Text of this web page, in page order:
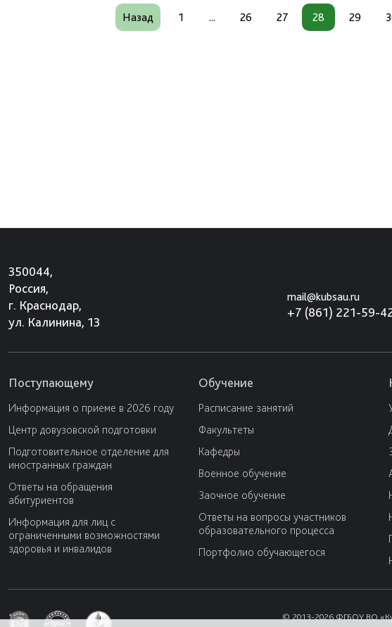
Назад 1 ... 26 27 28 29
350044,
Россия,
г. Краснодар,
ул. Калинина, 13
mail@kubsau.ru
+7 (861) 221-59-
Поступающему
Информация о приеме в 2026 году
Центр довузовской подготовки
Подготовительное отделение для
иностранных граждан
Ответы на обращения
абитуриентов
Информация для лиц с
ограниченными возможностями
здоровья и инвалидов
Обучение
Расписание занятий
Факультеты
Кафедры
Военное обучение
Заочное обучение
Ответы на вопросы участников
образовательного процесса
Портфолио обучающегося
© 2013-2026 ФГБОУ ВО